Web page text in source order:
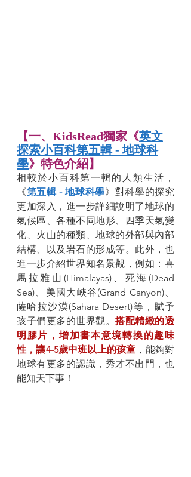
【一、KidsRead獨家《英文
探索小百科第五輯 - 地球科
學》特色介紹】
相較於小百科第一輯的人類生活，
《第五輯 - 地球科學》對科學的探究
更加深入，進一步詳細說明了地球的
氣候區、各種不同地形、四季天氣變
化、火山的種類、地球的外部與內部
結構、以及岩石的形成等。此外，也
進一步介紹世界知名景觀，例如：喜
馬拉雅山(Himalayas)、死海(Dead
Sea)、美國大峽谷(Grand Canyon)、
薩哈拉沙漠(Sahara Desert)等，賦予
孩子們更多的世界觀。搭配精緻的透
明膠片，增加書本意境轉換的趣味
性，讓4-5歲中班以上的孩童 ，能夠對
地球有更多的認識，秀才不出門，也
能知天下事！